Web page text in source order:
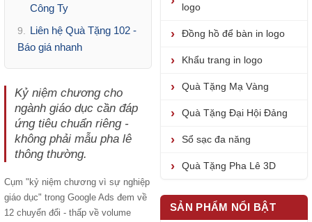
Công Ty
9.
Liên hệ Quà Tặng 102 -
Báo giá nhanh
Kỷ niệm chương cho
ngành giáo dục cần đáp
ứng tiêu chuẩn riêng -
không phải mẫu pha lê
thông thường.
Cụm "kỷ niệm chương vì sự nghiệp
giáo dục" trong Google Ads đem về
12 chuyển đổi - thấp về volume
logo
Đồng hồ để bàn in logo
Khẩu trang in logo
Quà Tặng Mạ Vàng
Quà Tặng Đại Hội Đảng
Sổ sạc đa năng
Quà Tặng Pha Lê 3D
SẢN PHẨM NỔI BẬT